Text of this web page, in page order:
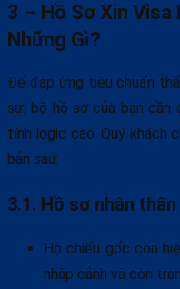
3 – Hồ Sơ Xin Visa
Những Gì?
Để đáp ứng tiêu chuẩn
sự, bộ hồ sơ của bạn cần
tính logic cao. Quý khách
bản sau:
3.1. Hồ sơ nhân thân
Hộ chiếu gốc còn
nhập cảnh và còn